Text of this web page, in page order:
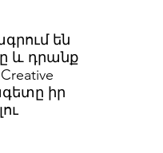
են
և դրանք
իր